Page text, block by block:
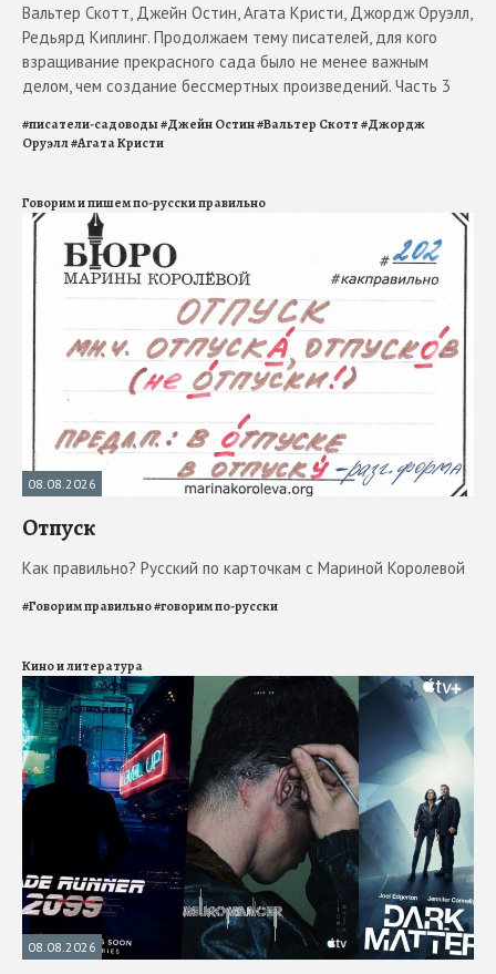
Вальтер Скотт, Джейн Остин, Агата Кристи, Джордж Оруэлл,
Редьярд Киплинг. Продолжаем тему писателей, для кого
взращивание прекрасного сада было не менее важным
делом, чем создание бессмертных произведений. Часть 3
#писатели-садоводы#Джейн Остин#Вальтер Скотт#Джордж
Оруэлл#Агата Кристи
Говорим и пишем по-русски правильно
08.08.2026
Отпуск
Как правильно? Русский по карточкам с Мариной Королевой
#Говорим правильно#говорим по-русски
Кино и литература
08.08.2026